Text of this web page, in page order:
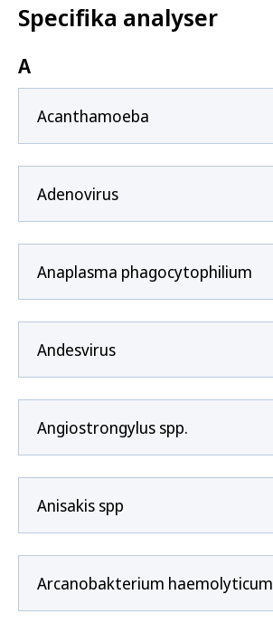
Specifika analyser
A
Acanthamoeba
Adenovirus
Anaplasma phagocytophilium
Andesvirus
Angiostrongylus spp.
Anisakis spp
Arcanobakterium haemolyticum